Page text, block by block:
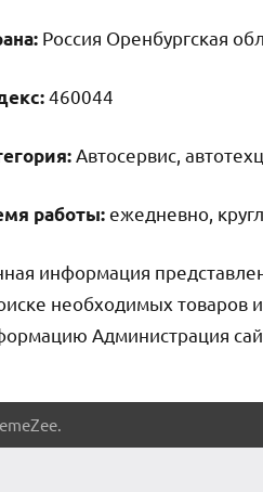
Россия Оренбургская
460044
Автосервис,
работы:ежедневно,
информация
необходимых товаров
Администрация